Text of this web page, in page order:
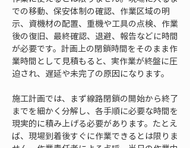
での移動、保安体制の確認、作業区域の明
示、資機材の配置、重機や工具の点検、作業
後の復旧、最終確認、退避、報告などに時間
が必要です。計画上の閉鎖時間をそのまま作
業時間として見積もると、実作業が終盤に圧
迫され、遅延や未完了の原因になります。
施工計画では、まず線路閉鎖の開始から終了
までを細かく分解し、各手順に必要な時間を
現実的に積み上げる必要があります。たとえ
ば、現場到着後すぐに作業できるとは限りま